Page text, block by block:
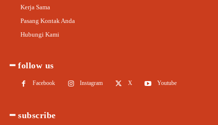
Kerja Sama
Pasang Kontak Anda
Hubungi Kami
━ follow us
Facebook Instagram X Youtube
━ subscribe